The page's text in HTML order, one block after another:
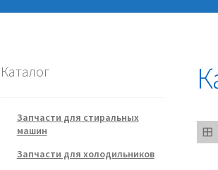
Каталог
Запчасти для стиральных
машин
Запчасти для холодильников